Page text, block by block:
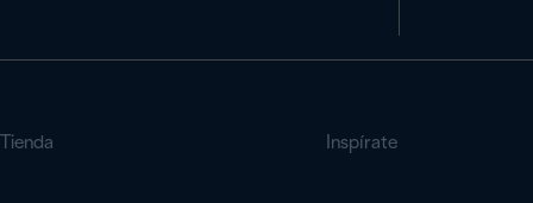
Tienda Inspírate